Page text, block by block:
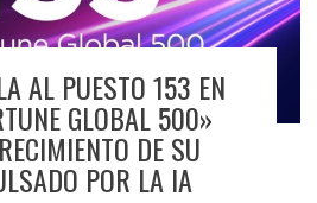
AL PUESTO 153 EN
GLOBAL 500»
DE SU
POR LA IA